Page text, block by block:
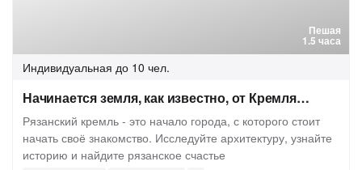
Пешая
1.5 часа
Индивидуальная до 10 чел.
Начинается земля, как известно, от Кремля…
Рязанский кремль - это начало города, с которого стоит
начать своё знакомство. Исследуйте архитектуру, узнайте
историю и найдите рязанское счастье